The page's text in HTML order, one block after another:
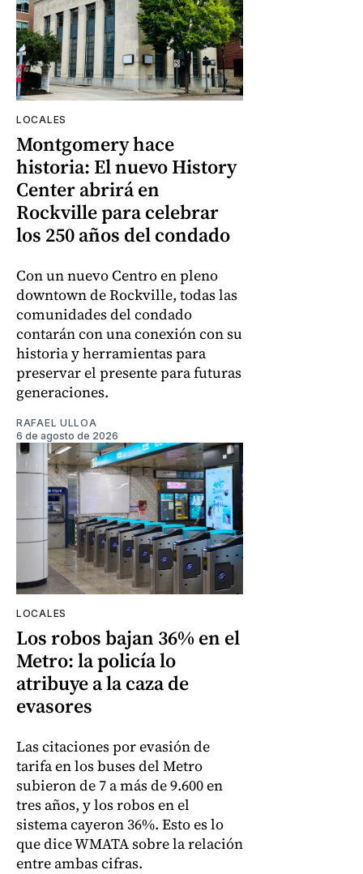
LOCALES
Montgomery hace
historia: El nuevo History
Center abrirá en
Rockville para celebrar
los 250 años del condado
Con un nuevo Centro en pleno
downtown de Rockville, todas las
comunidades del condado
contarán con una conexión con su
historia y herramientas para
preservar el presente para futuras
generaciones.
RAFAEL ULLOA
6 de agosto de 2026
LOCALES
Los robos bajan 36% en el
Metro: la policía lo
atribuye a la caza de
evasores
Las citaciones por evasión de
tarifa en los buses del Metro
subieron de 7 a más de 9.600 en
tres años, y los robos en el
sistema cayeron 36%. Esto es lo
que dice WMATA sobre la relación
entre ambas cifras.